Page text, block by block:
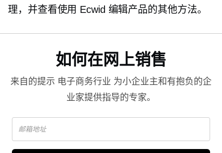
理，并查看使用 Ecwid 编辑产品的其他方法。
如何在网上销售
来自的提示 电子商务行业 为小企业主和有抱负的企
业家提供指导的专家。